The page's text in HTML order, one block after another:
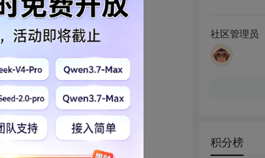
社区管理员
积分榜